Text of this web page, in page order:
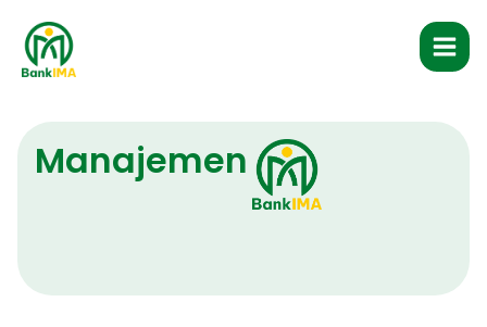
content
Main
Manajemen